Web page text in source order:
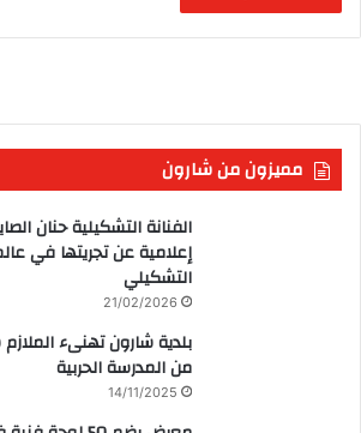
مميزون من شارون
الفنانة التشكيلية حنان
إعلامية عن تجريتها في
التشكيلي
21/02/2026
بلدية شارون تهنىء
من المدرسة الحربية
14/11/2025